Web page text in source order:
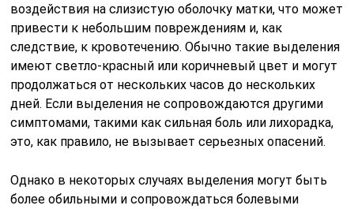
воздействия на слизистую оболочку матки, что может
привести к небольшим повреждениям и, как
следствие, к кровотечению. Обычно такие выделения
имеют светло-красный или коричневый цвет и могут
продолжаться от нескольких часов до нескольких
дней. Если выделения не сопровождаются другими
симптомами, такими как сильная боль или лихорадка,
это, как правило, не вызывает серьезных опасений.
Однако в некоторых случаях выделения могут быть
более обильными и сопровождаться болевыми